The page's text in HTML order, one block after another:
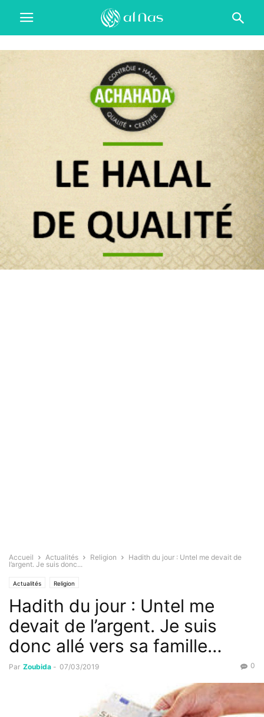
Accueil Actualités Religion
Hadith du jour : Untel me devait de
l’argent. Je suis donc...
Actualités Religion
Hadith du jour : Untel me
devait de l’argent. Je suis
donc allé vers sa famille…
Par Zoubida - 07/03/2019 0